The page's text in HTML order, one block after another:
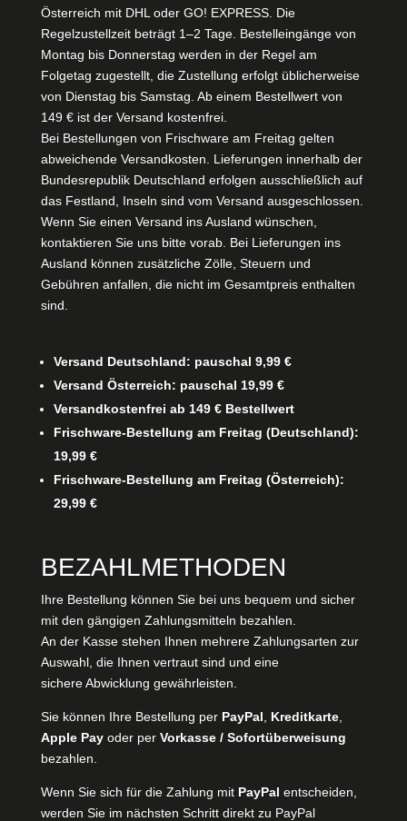
Österreich mit DHL oder GO! EXPRESS. Die
Regelzustellzeit beträgt 1–2 Tage. Bestelleingänge von
Montag bis Donnerstag werden in der Regel am
Folgetag zugestellt, die Zustellung erfolgt üblicherweise
von Dienstag bis Samstag. Ab einem Bestellwert von
149 € ist der Versand kostenfrei.
Bei Bestellungen von Frischware am Freitag gelten
abweichende Versandkosten. Lieferungen innerhalb der
Bundesrepublik Deutschland erfolgen ausschließlich auf
das Festland, Inseln sind vom Versand ausgeschlossen.
Wenn Sie einen Versand ins Ausland wünschen,
kontaktieren Sie uns bitte vorab. Bei Lieferungen ins
Ausland können zusätzliche Zölle, Steuern und
Gebühren anfallen, die nicht im Gesamtpreis enthalten
sind.
Versand Deutschland: pauschal 9,99 €
Versand Österreich: pauschal 19,99 €
Versandkostenfrei ab 149 € Bestellwert
Frischware-Bestellung am Freitag (Deutschland):
19,99 €
Frischware-Bestellung am Freitag (Österreich):
29,99 €
BEZAHLMETHODEN
Ihre Bestellung können Sie bei uns bequem und sicher
mit den gängigen Zahlungsmitteln bezahlen.
An der Kasse stehen Ihnen mehrere Zahlungsarten zur
Auswahl, die Ihnen vertraut sind und eine
sichere Abwicklung gewährleisten.
Sie können Ihre Bestellung per PayPal Kreditkarte,
Apple Pay oder per Vorkasse / Sofortüberweisung
bezahlen.
Wenn Sie sich für die Zahlung mit PayPal entscheiden,
werden Sie im nächsten Schritt direkt zu PayPal